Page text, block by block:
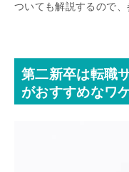
ついても解説するので、
第二新卒は転職
がおすすめなワ